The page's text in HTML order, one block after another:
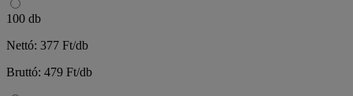
100 db
Nettó: 377 Ft/db
Bruttó: 479 Ft/db